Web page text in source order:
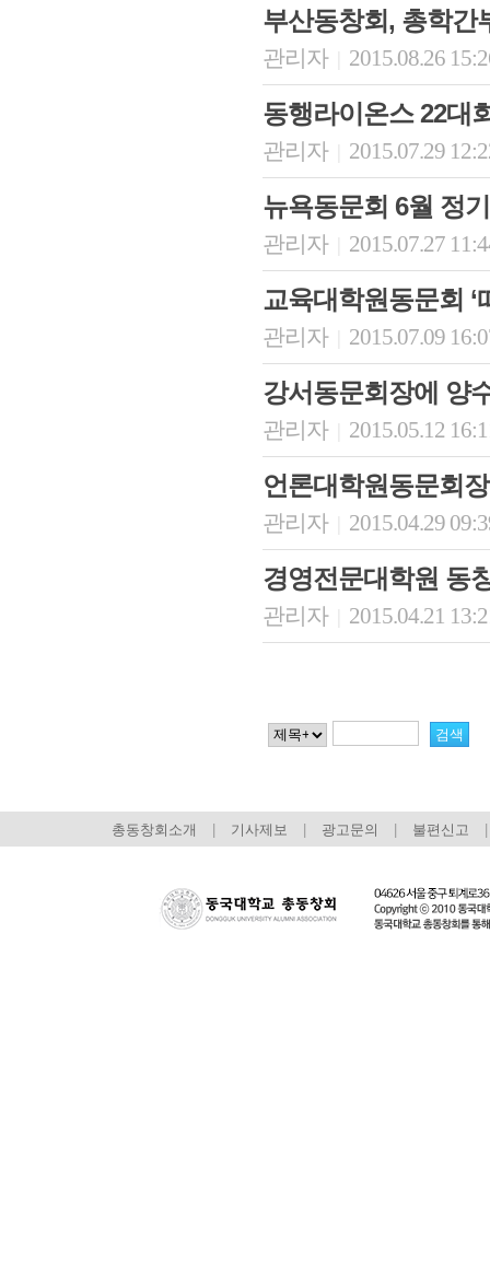
부산동창회, 총학간
관리자 2015.08.26
동행라이온스 22대
관리자 2015.07.29
뉴욕동문회 6월 정
관리자 2015.07.27
교육대학원동문회 ‘
관리자 2015.07.09
강서동문회장에 양
관리자 2015.05.12
언론대학원동문회
관리자 2015.04.29
경영전문대학원 동
관리자 2015.04.21
총동창회소개 기사제보 광고문의 불편신고